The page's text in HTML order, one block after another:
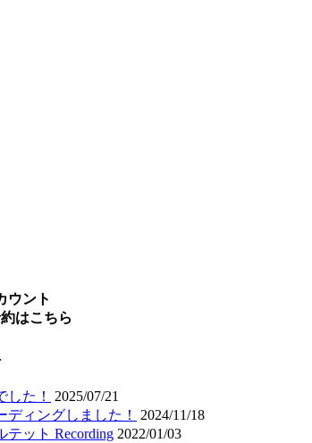
ウント
はこちら
した！
2025/07/21
ディングしました！
2024/11/18
テット Recording 2022/01/03